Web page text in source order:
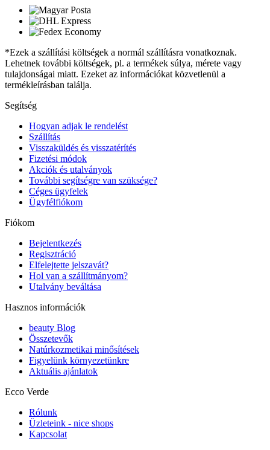
*Ezek a szállítási költségek a normál szállításra vonatkoznak.
Lehetnek további költségek, pl. a termékek súlya, mérete vagy
tulajdonságai miatt. Ezeket az információkat közvetlenül a
termékleírásban találja.
Segítség
Hogyan adjak le rendelést
Szállítás
Visszaküldés és visszatérítés
Fizetési módok
Akciók és utalványok
További segítségre van szüksége?
Céges ügyfelek
Ügyfélfiókom
Fiókom
Bejelentkezés
Regisztráció
Elfelejtette jelszavát?
Hol van a szállítmányom?
Utalvány beváltása
Hasznos információk
beauty Blog
Összetevők
Natúrkozmetikai minősítések
Figyelünk környezetünkre
Aktuális ajánlatok
Ecco Verde
Rólunk
Üzleteink - nice shops
Kapcsolat